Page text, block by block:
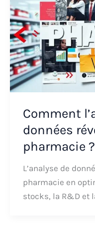
Comment
données
pharmacie ?
L’analyse de
pharmacie en
stocks, la R&D et